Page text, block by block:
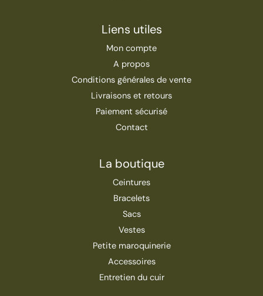
Liens utiles
Mon compte
A propos
Conditions générales de vente
Livraisons et retours
Paiement sécurisé
Contact
La boutique
Ceintures
Bracelets
Sacs
Vestes
Petite maroquinerie
Accessoires
Entretien du cuir